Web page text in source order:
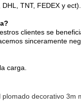
TNT, FEDEX y ect).
clientes se
sinceramente
carga.
plomado decorativo 3m